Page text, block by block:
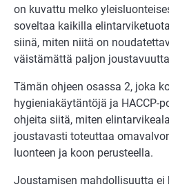
on kuvattu melko
soveltaa kaikilla
siinä, miten niitä on
väistämättä paljon
Tämän ohjeen osassa 2, joka
hygieniakäytäntöjä ja HACCP-
ohjeita siitä, miten
joustavasti toteuttaa
luonteen ja koon perusteella.
Joustamisen mahdollisuutta ei